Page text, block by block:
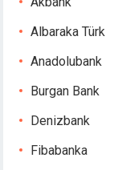
Albaraka Türk
Anadolubank
Burgan Bank
Denizbank
Fibabanka